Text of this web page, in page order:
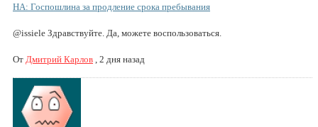
НА: Госпошлина за продление срока пребывания
@issiele Здравствуйте. Да, можете воспользоваться.
От Дмитрий Карлов , 2 дня назад